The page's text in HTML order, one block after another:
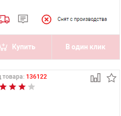
Купить В один клик
товара: 136122